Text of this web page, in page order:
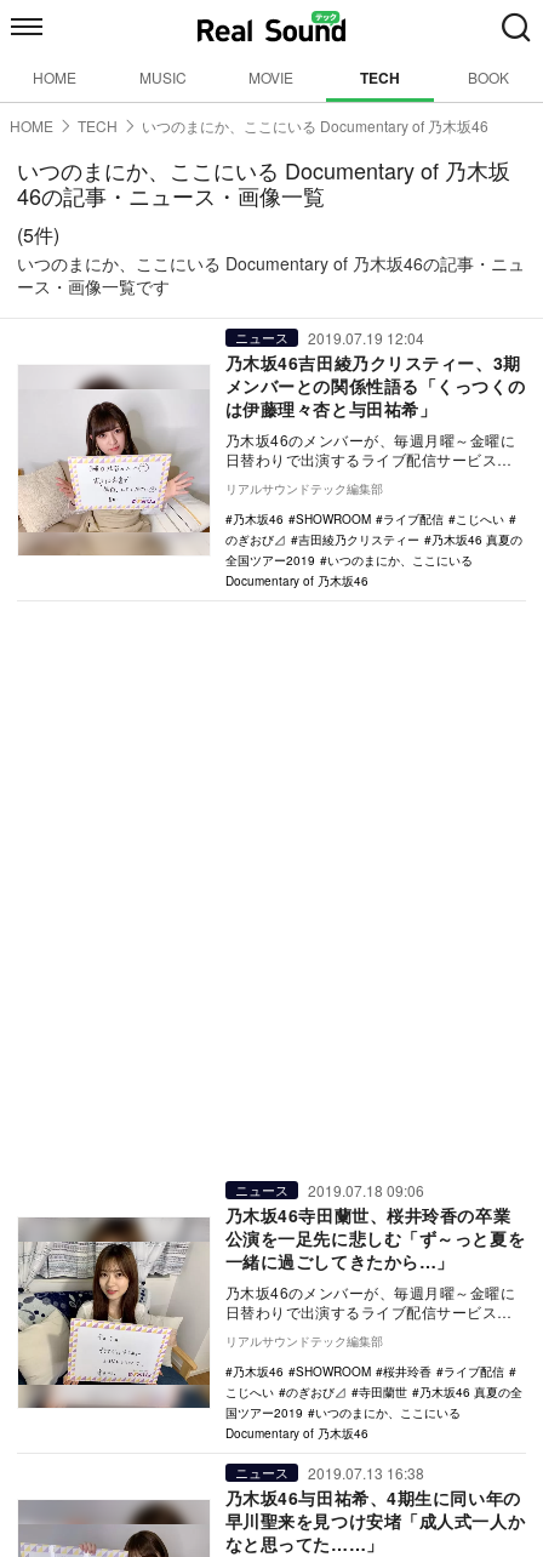
HOME MUSIC MOVIE TECH BOOK
HOME TECH いつのまにか、ここにいる Documentary of 乃木坂46
いつのまにか、ここにいる Documentary of 乃木坂
46の記事・ニュース・画像一覧
(5件)
いつのまにか、ここにいる Documentary of 乃木坂46の記事・ニュ
ース・画像一覧です
ニュース 2019.07.19 12:04
乃木坂46吉田綾乃クリスティー、3期
メンバーとの関係性語る「くっつくの
は伊藤理々杏と与田祐希」
乃木坂46のメンバーが、毎週月曜～金曜に
日替わりで出演するライブ配信サービス
「SHOWROOM」上の帯番組『のぎおび
⊿』。7月1…
リアルサウンドテック編集部
乃木坂46
SHOWROOM ライブ配信
こじへい
のぎおび⊿
吉田綾乃クリスティー
乃木坂46 真夏の
全国ツアー2019
いつのまにか、ここにいる
Documentary of 乃木坂46
ニュース 2019.07.18 09:06
乃木坂46寺田蘭世、桜井玲香の卒業
公演を一足先に悲しむ「ず～っと夏を
一緒に過ごしてきたから…」
乃木坂46のメンバーが、毎週月曜～金曜に
日替わりで出演するライブ配信サービス
「SHOWROOM」上の帯番組『のぎおび
⊿』。7月1…
リアルサウンドテック編集部
乃木坂46
SHOWROOM 桜井玲香
ライブ配信
こじへい
のぎおび⊿ 寺田蘭世
乃木坂46 真夏の全
国ツアー2019
いつのまにか、ここにいる
Documentary of 乃木坂46
ニュース 2019.07.13 16:38
乃木坂46与田祐希、4期生に同い年の
早川聖来を見つけ安堵「成人式一人か
なと思ってた……」